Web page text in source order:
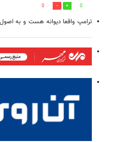
0
0
ترامپ واقعا دیوانه هست و به